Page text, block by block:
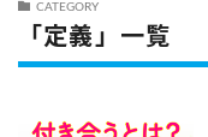
CATEGORY
「定義」一覧